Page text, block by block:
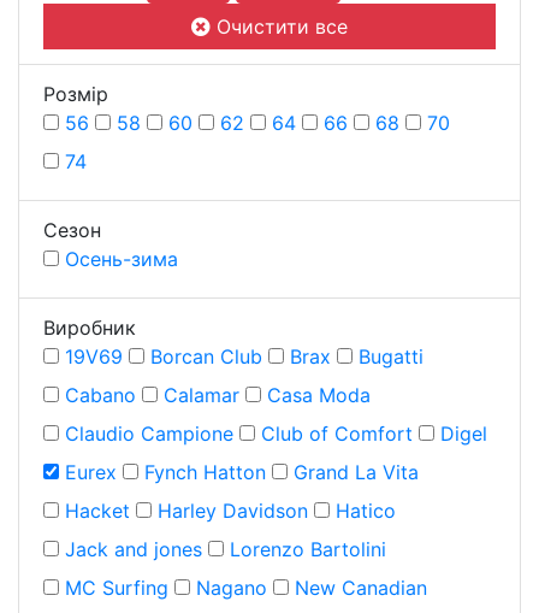
Очистити все
Розмiр
56
58 60 62 64 66 68
70
74
Сезон
Осень-зима
Виробник
19V69
Borcan Club Brax
Bugatti
Cabano
Calamar
Casa Moda
Claudio Campione
Club of Comfort
Digel
Eurex
Fynch Hatton
Grand La Vita
Hacket
Harley Davidson
Hatico
Jack and jones
Lorenzo Bartolini
MC Surfing
Nagano
New Canadian